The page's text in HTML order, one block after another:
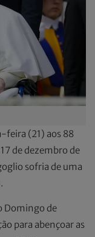
feira (21) aos 88
de dezembro de
sofria de uma
Domingo de
para abençoar as